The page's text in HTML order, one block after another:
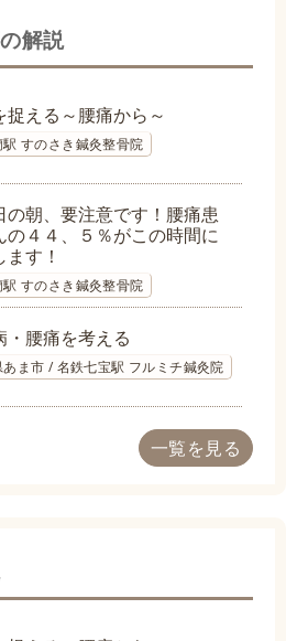
解説
捉える～腰痛から～
すのさき鍼灸整骨院
の朝、要注意です！腰痛患
の４４、５％がこの時間に
す！
すのさき鍼灸整骨院
・腰痛を考える
ま市 / 名鉄七宝駅 フルミチ鍼灸院
一覧を見る